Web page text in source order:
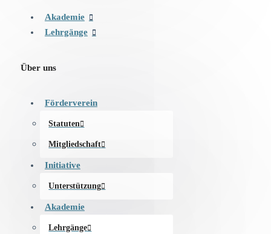
Akademie
Lehrgänge
Über uns
Förderverein
Statuten
Mitgliedschaft
Initiative
Unterstützung
Akademie
Lehrgänge